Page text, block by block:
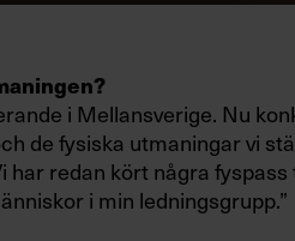
i Mellansverige. Nu
de fysiska utmaningar vi
har redan kört några
i min ledningsgrupp.”